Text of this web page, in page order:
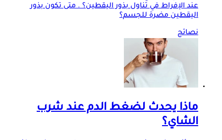
عند الإفراط في تناول بذور اليقطين؟ . متى تكون بذور
اليقطين مضرة للجسم؟
نصائح
ماذا يحدث لضغط الدم عند شرب
الشاي؟